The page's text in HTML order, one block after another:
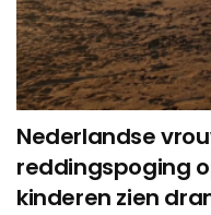
Nederlandse
reddingspoging
kinderen zien